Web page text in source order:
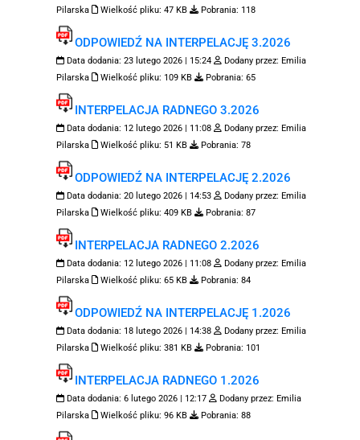
Pilarska
Wielkość pliku: 47 KB Pobrania: 118
ODPOWIEDŹ NA INTERPELACJĘ 3.2026
Data dodania: 23 lutego 2026 | 15:24 Dodany przez: Emilia
Pilarska
Wielkość pliku: 109 KB Pobrania: 65
INTERPELACJA RADNEGO 3.2026
Data dodania: 12 lutego 2026 | 11:08 Dodany przez: Emilia
Pilarska
Wielkość pliku: 51 KB Pobrania: 78
ODPOWIEDŹ NA INTERPELACJĘ 2.2026
Data dodania: 20 lutego 2026 | 14:53 Dodany przez: Emilia
Pilarska
Wielkość pliku: 409 KB Pobrania: 87
INTERPELACJA RADNEGO 2.2026
Data dodania: 12 lutego 2026 | 11:08 Dodany przez: Emilia
Pilarska
Wielkość pliku: 65 KB Pobrania: 84
ODPOWIEDŹ NA INTERPELACJĘ 1.2026
Data dodania: 18 lutego 2026 | 14:38 Dodany przez: Emilia
Pilarska
Wielkość pliku: 381 KB Pobrania: 101
INTERPELACJA RADNEGO 1.2026
Data dodania: 6 lutego 2026 | 12:17 Dodany przez: Emilia
Pilarska
Wielkość pliku: 96 KB Pobrania: 88